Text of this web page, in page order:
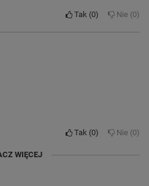
I AKTYWNOŚĆ
O
zadba nie
Tak 0 Nie 0
Tak 0 Nie 0
WIĘCEJ